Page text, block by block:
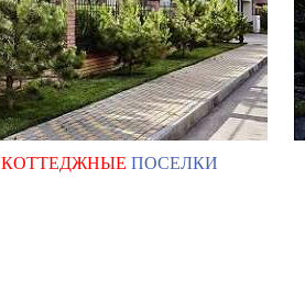
КОТТЕДЖНЫЕ ПОСЕЛКИ